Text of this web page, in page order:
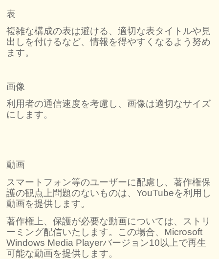
表
複雑な構成の表は避ける、適切な表タイトルや見
出しを付けるなど、情報を得やすくなるよう努め
ます。
画像
利用者の通信速度を考慮し、画像は適切なサイズ
にします。
動画
スマートフォン等のユーザーに配慮し、著作権保
護の観点上問題のないものは、YouTubeを利用し
動画を提供します。
著作権上、保護が必要な動画については、ストリ
ーミング配信いたします。この場合、Microsoft
Windows Media Playerバージョン10以上で再生
可能な動画を提供します。